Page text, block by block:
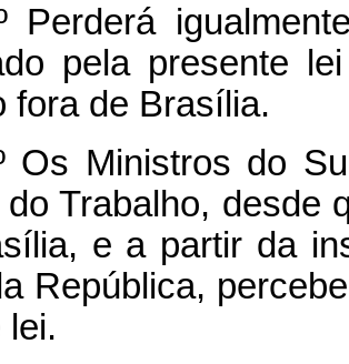
Perderá
pela presente
fora de Brasília.
Os Ministros do
Trabalho, desde
e a partir da
República,
lei.